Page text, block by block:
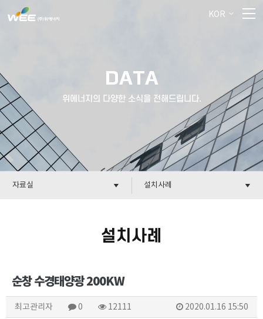
KOR
DATA
위에너지의 다양한 소식을 전해드립니다.
자료실 설치사례
설치사례
순창 수경태양광 200KW
최고관리자 0 12111 2020.01.16 15:50